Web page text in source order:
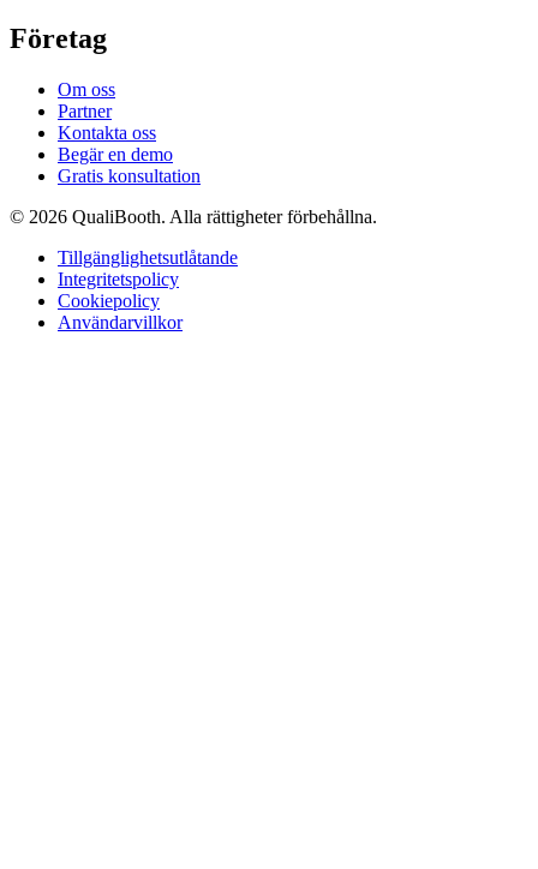
Företag
Om oss
Partner
Kontakta oss
Begär en demo
Gratis konsultation
© 2026 QualiBooth. Alla rättigheter förbehållna.
Tillgänglighetsutlåtande
Integritetspolicy
Cookiepolicy
Användarvillkor